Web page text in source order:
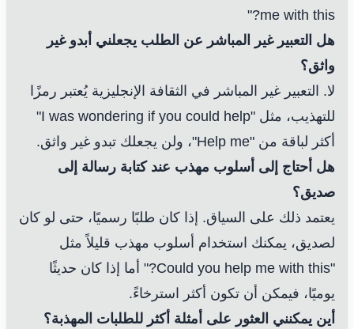
me with this?"
هل التعبير غير المباشر عن الطلب يجعلني أبدو غير
واثق؟
لا. التعبير غير المباشر في الثقافة الإنجليزية يُعتبر رمزًا
للتهذيب، مثل "I was wondering if you could help"
أكثر لباقة من "Help me"، ولن يجعلك تبدو غير واثق.
هل أحتاج إلى أسلوب مهذب عند كتابة رسالة إلى
صديق؟
يعتمد ذلك على السياق. إذا كان طلبًا رسميًا، حتى لو كان
لصديق، يمكنك استخدام أسلوب مهذب قليلاً مثل
"Could you help me with this?" أما إذا كان حديثًا
يوميًا، فيمكن أن تكون أكثر استرخاءً.
أين يمكنني العثور على أمثلة أكثر للطلبات المهذبة؟